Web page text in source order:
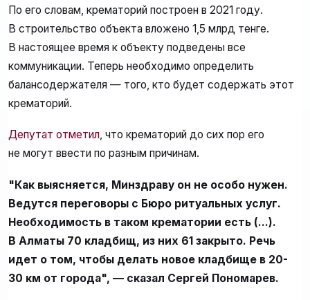
По его словам, крематорий построен в 2021 году.
В строительство объекта вложено 1,5 млрд тенге.
В настоящее время к объекту подведены все
коммуникации. Теперь необходимо определить
балансодержателя — того, кто будет содержать этот
крематорий.
Депутат отметил, что крематорий до сих пор его
не могут ввести по разным причинам.
"Как выясняется, Минздраву он не особо нужен.
Ведутся переговоры с Бюро ритуальных услуг.
Необходимость в таком крематории есть (...).
В Алматы 70 кладбищ, из них 61 закрыто. Речь
идет о том, чтобы делать новое кладбище в 20-
30 км от города", — сказал Сергей Пономарев.